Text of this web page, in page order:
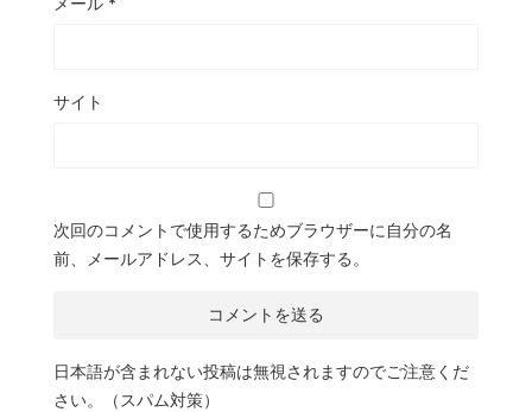
サイト
次回のコメントで使用するためブラウザーに自分の名
前、メールアドレス、サイトを保存する。
日本語が含まれない投稿は無視されますのでご注意くだ
さい。（スパム対策）